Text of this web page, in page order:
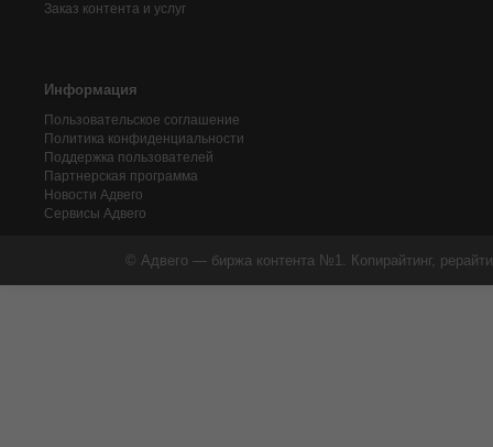
Заказ контента и услуг
Информация
Пользовательское соглашение
Политика конфиденциальности
Поддержка пользователей
Партнерская программа
Новости Адвего
Сервисы Адвего
© Адвего — биржа контента №1. Копирайтинг,